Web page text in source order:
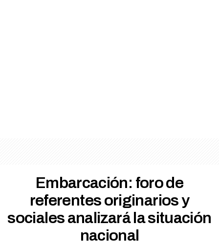
Embarcación: foro de
referentes originarios y
sociales analizará la situación
nacional